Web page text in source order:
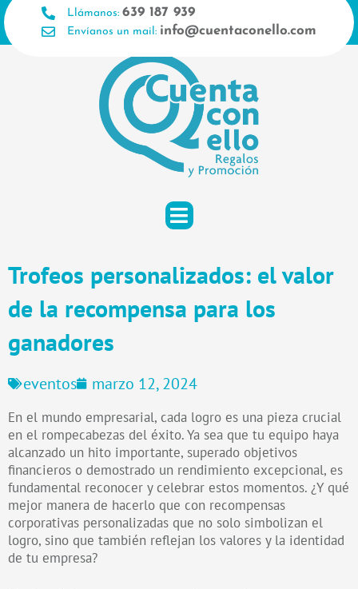
Ir
al
contenido
Llámanos: 639 187 939
Envíanos un mail: info@cuentaconello.com
Trofeos personalizados: el valor
de la recompensa para los
ganadores
eventos marzo 12, 2024
En el mundo empresarial, cada logro es una pieza crucial
en el rompecabezas del éxito. Ya sea que tu equipo haya
alcanzado un hito importante, superado objetivos
financieros o demostrado un rendimiento excepcional, es
fundamental reconocer y celebrar estos momentos. ¿Y qué
mejor manera de hacerlo que con recompensas
corporativas personalizadas que no solo simbolizan el
logro, sino que también reflejan los valores y la identidad
de tu empresa?